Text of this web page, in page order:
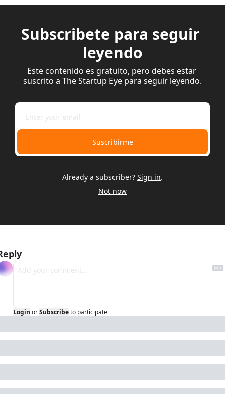
Subscribete para seguir
leyendo
Este contenido es gratuito, pero debes estar
suscrito a The Startup Eye para seguir leyendo.
Suscribirme
Already a subscriber? Sign in.
Not now
Login orSubscribeto participate